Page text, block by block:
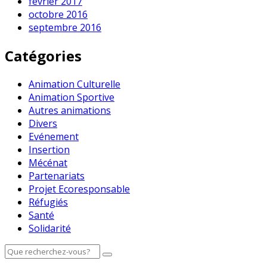
octobre 2016
septembre 2016
Catégories
Animation Culturelle
Animation Sportive
Autres animations
Divers
Evénement
Insertion
Mécénat
Partenariats
Projet Ecoresponsable
Réfugiés
Santé
Solidarité